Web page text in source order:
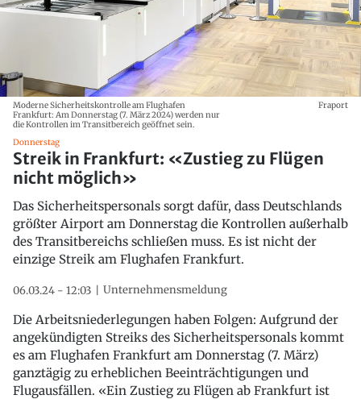
Moderne Sicherheitskontrolle am Flughafen
Frankfurt: Am Donnerstag (7. März 2024) werden nur
die Kontrollen im Transitbereich geöffnet sein.
Fraport
Donnerstag
Streik in Frankfurt: «Zustieg zu Flügen
nicht möglich»
Das Sicherheitspersonals sorgt dafür, dass Deutschlands
größter Airport am Donnerstag die Kontrollen außerhalb
des Transitbereichs schließen muss. Es ist nicht der
einzige Streik am Flughafen Frankfurt.
06.03.24 - 12:03 Unternehmensmeldung
Die Arbeitsniederlegungen haben Folgen: Aufgrund der
angekündigten Streiks des Sicherheitspersonals kommt
es am Flughafen Frankfurt am Donnerstag (7. März)
ganztägig zu erheblichen Beeinträchtigungen und
Flugausfällen. «Ein Zustieg zu Flügen ab Frankfurt ist